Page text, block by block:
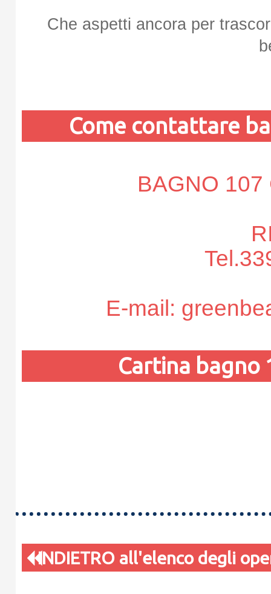
Che aspetti ancora per
Come contattare
BAGNO
E-mail:
Cartina bagno
INDIETRO all'elenco degli